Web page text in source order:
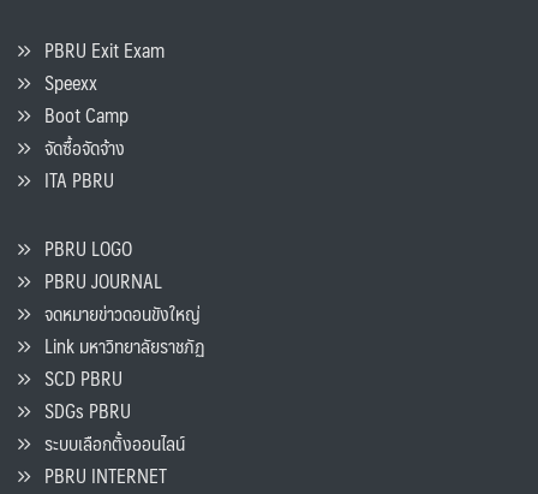
PBRU Exit Exam
Speexx
Boot Camp
จัดซื้อจัดจ้าง
ITA PBRU
PBRU LOGO
PBRU JOURNAL
จดหมายข่าวดอนขังใหญ่
Link มหาวิทยาลัยราชภัฏ
SCD PBRU
SDGs PBRU
ระบบเลือกตั้งออนไลน์
PBRU INTERNET